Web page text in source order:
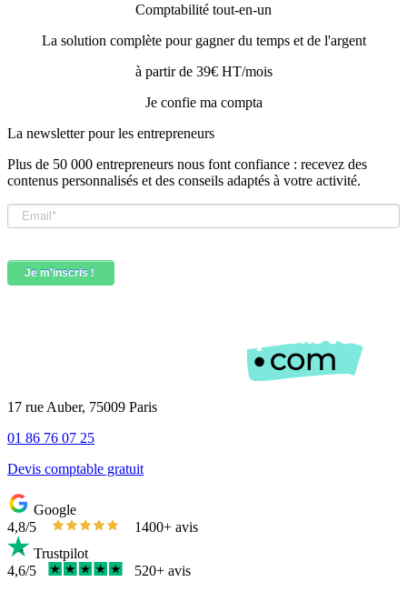
Comptabilité tout-en-un
La solution complète pour gagner du temps et de l'argent
à partir de 39€ HT/mois
Je confie ma compta
La newsletter pour les entrepreneurs
Plus de 50 000 entrepreneurs nous font confiance : recevez des
contenus personnalisés et des conseils adaptés à votre activité.
17 rue Auber, 75009 Paris
01 86 76 07 25
Devis comptable gratuit
Google
4,8/5
1400+ avis
Trustpilot
4,6/5
520+ avis